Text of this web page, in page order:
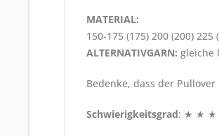
MATERIAL:
150-175 (175) 200 (200)
ALTERNATIVGARN: gleiche
Bedenke, dass der
Schwierigkeitsgrad: ★ ★ ★